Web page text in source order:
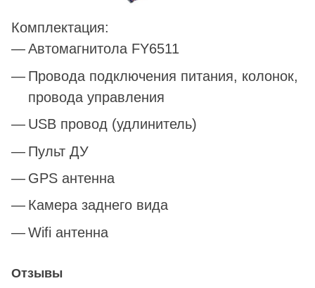
Комплектация:
Автомагнитола FY6511
Провода подключения питания, колонок,
провода управления
USB провод (удлинитель)
Пульт ДУ
GPS антенна
Камера заднего вида
Wifi антенна
Отзывы